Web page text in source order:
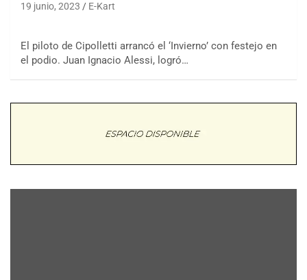
19 junio, 2023 E-Kart
El piloto de Cipolletti arrancó el ‘Invierno’ con festejo en
el podio. Juan Ignacio Alessi, logró…